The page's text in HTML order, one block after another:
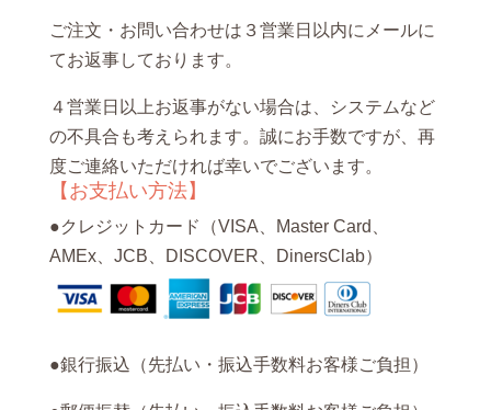
ご注文・お問い合わせは３営業日以内にメールに
てお返事しております。
４営業日以上お返事がない場合は、システムなど
の不具合も考えられます。誠にお手数ですが、再
度ご連絡いただければ幸いでございます。
【お支払い方法】
●クレジットカード（VISA、Master Card、
AMEx、JCB、DISCOVER、DinersClab）
●銀行振込（先払い・振込手数料お客様ご負担）